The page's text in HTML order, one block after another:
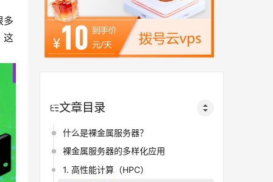
多
这
文章目录
什么是裸金属服务器？
裸金属服务器的多样化应用
1. 高性能计算（HPC）